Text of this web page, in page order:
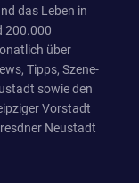
das Leben in
200.000
über
Tipps, Szene-
sowie den
Vorstadt
Neustadt